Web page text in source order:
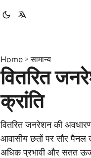
Home »सामान्य
वितरित
क्रांति
वितरित जनरेशन की
आवासीय छतों पर सौर पैनल
अधिक प्रभावी और सतत